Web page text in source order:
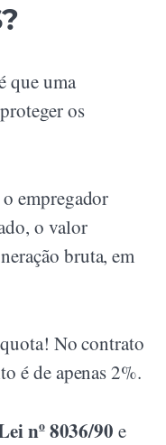
que uma
os
empregador
o valor
bruta, em
No contrato
é de apenas 2%.
nº 8036/90 e